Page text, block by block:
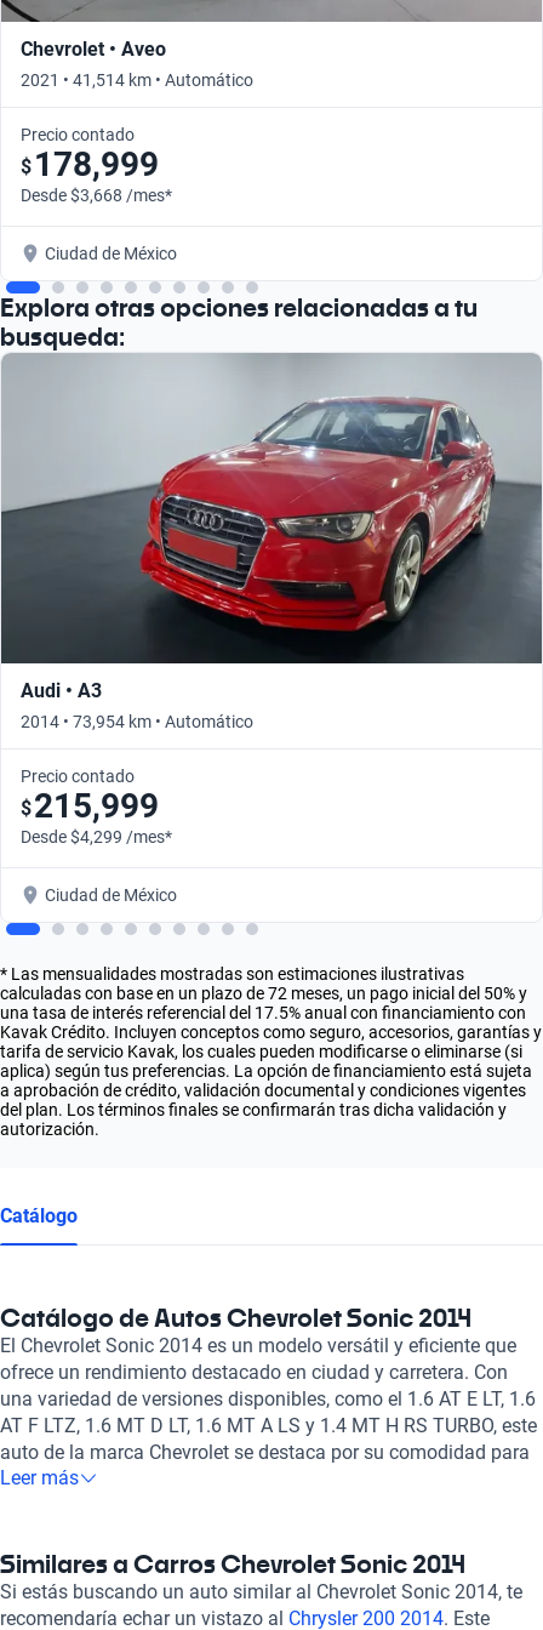
Chevrolet • Aveo
2021 • 41,514 km • Automático
Precio contado
$ 178,999
Desde $3,668 /mes*
Ciudad de México
Explora otras opciones relacionadas a tu
busqueda:
Audi • A3
2014 • 73,954 km • Automático
Precio contado
$215,999
Desde $4,299 /mes*
Ciudad de México
* Las mensualidades mostradas son estimaciones ilustrativas
calculadas con base en un plazo de 72 meses, un pago inicial del 50% y
una tasa de interés referencial del 17.5% anual con financiamiento con
Kavak Crédito. Incluyen conceptos como seguro, accesorios, garantías y
tarifa de servicio Kavak, los cuales pueden modificarse o eliminarse (si
aplica) según tus preferencias. La opción de financiamiento está sujeta
a aprobación de crédito, validación documental y condiciones vigentes
del plan. Los términos finales se confirmarán tras dicha validación y
autorización.
Catálogo
Catálogo de Autos Chevrolet Sonic 2014
El Chevrolet Sonic 2014 es un modelo versátil y eficiente que
ofrece un rendimiento destacado en ciudad y carretera. Con
una variedad de versiones disponibles, como el 1.6 AT E LT, 1.6
AT F LTZ, 1.6 MT D LT, 1.6 MT A LS y 1.4 MT H RS TURBO, este
auto de la marca Chevrolet se destaca por su comodidad para
hasta 5 pasajeros, su motor de 4 cilindros y su transmisión
Chevrolet Sonic 2014 ofrece un equilibrio entre seguridad y
desempeño, convirtiéndolo en una excelente opción para
aquellos que buscan un auto práctico y confiable. En Kavak,
Leer más
Similares a Carros Chevrolet Sonic 2014
Si estás buscando un auto similar al Chevrolet Sonic 2014, te
recomendaría echar un vistazo al Chrysler 200 2014. Este